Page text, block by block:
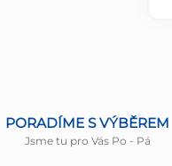
PORADÍME S VÝBĚREM
Jsme tu pro Vás Po - Pá